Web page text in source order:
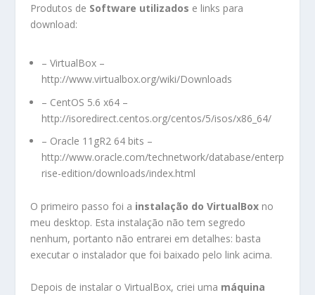
Produtos de Software utilizados e links para
download:
– VirtualBox –
http://www.virtualbox.org/wiki/Downloads
– CentOS 5.6 x64 –
http://isoredirect.centos.org/centos/5/isos/x86_64/
– Oracle 11gR2 64 bits –
http://www.oracle.com/technetwork/database/enterp
rise-edition/downloads/index.html
O primeiro passo foi a instalação do VirtualBox no
meu desktop. Esta instalação não tem segredo
nenhum, portanto não entrarei em detalhes: basta
executar o instalador que foi baixado pelo link acima.
Depois de instalar o VirtualBox, criei uma máquina